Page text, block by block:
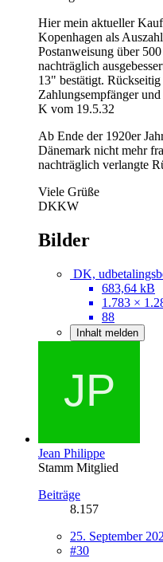
Hier mein aktueller
Kopenhagen als
Postanweisung über
nachträglich
13" bestätigt.
Zahlungsempfänger
K vom 19.5.32
Ab Ende der 1920er
Dänemark nicht mehr
nachträglich verlangte
Viele Grüße
DKKW
Bilder
DK,
683,64 kB
1.783 ×
88
Inhalt melden
Jean Philippe
Stamm Mitglied
Beiträge
8.157
25. September
#30